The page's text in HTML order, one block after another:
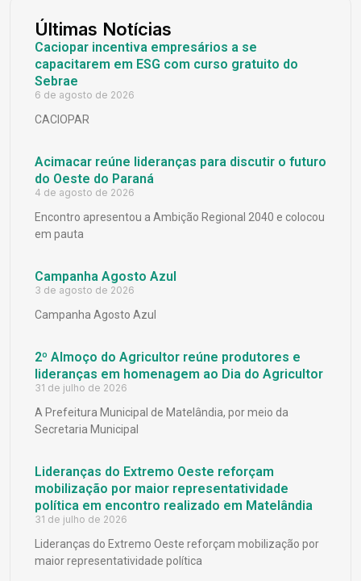
Últimas Notícias
Caciopar incentiva empresários a se
capacitarem em ESG com curso gratuito do
Sebrae
6 de agosto de 2026
CACIOPAR
Acimacar reúne lideranças para discutir o futuro
do Oeste do Paraná
4 de agosto de 2026
Encontro apresentou a Ambição Regional 2040 e colocou
em pauta
Campanha Agosto Azul
3 de agosto de 2026
Campanha Agosto Azul
2º Almoço do Agricultor reúne produtores e
lideranças em homenagem ao Dia do Agricultor
31 de julho de 2026
A Prefeitura Municipal de Matelândia, por meio da
Secretaria Municipal
Lideranças do Extremo Oeste reforçam
mobilização por maior representatividade
política em encontro realizado em Matelândia
31 de julho de 2026
Lideranças do Extremo Oeste reforçam mobilização por
maior representatividade política